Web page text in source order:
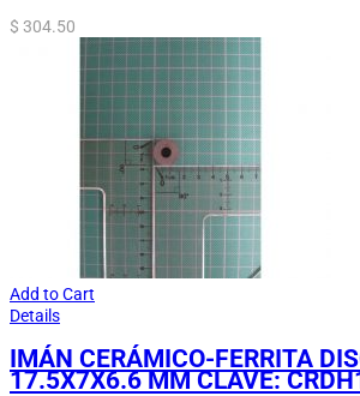
$ 304.50
Add to Cart
Details
IMÁN CERÁMICO-FERRITA
17.5X7X6.6 MM CLAVE: